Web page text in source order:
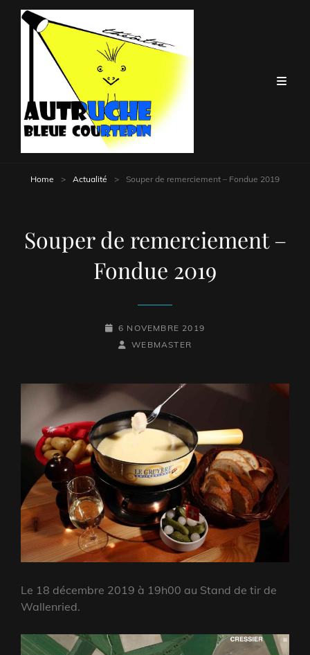
Home > Actualité > Souper de remerciement – Fondue 2019
Souper de remerciement –
Fondue 2019
POSTED-
6 NOVEMBRE 2019
BY
BYLINE
WEBMASTER
Le 18 décembre 2019 à 19h00 au Stand de tir de
Wallenried.